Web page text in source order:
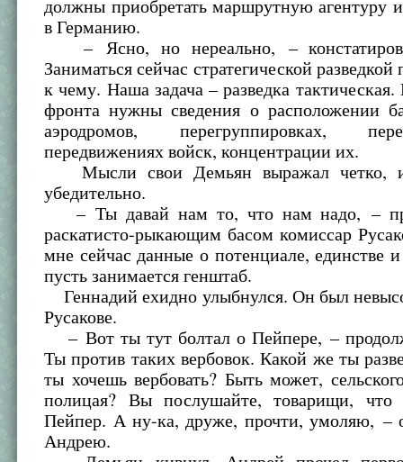
должны приобретать маршрутную агентуру
в Германию.
– Ясно, но нереально, –
Заниматься сейчас стратегической
к чему. Наша задача – разведка
фронта нужны сведения о расположении
аэродромов, перегруппировках,
передвижениях войск, концентрации их.
Мысли свои Демьян выражал четко,
убедительно.
– Ты давай нам то, что нам надо, –
раскатисто-рыкающим басом комиссар
мне сейчас данные о потенциале, единстве
пусть занимается генштаб.
Геннадий ехидно улыбнулся. Он был
Русакове.
– Вот ты тут болтал о Пейпере, –
Ты против таких вербовок. Какой же ты
ты хочешь вербовать? Быть может,
полицая? Вы послушайте, товарищи,
Пейпер. А ну-ка, друже, прочти, умоляю, –
Андрею.